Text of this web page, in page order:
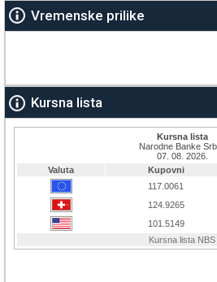
Vremenske prilike
Kursna lista